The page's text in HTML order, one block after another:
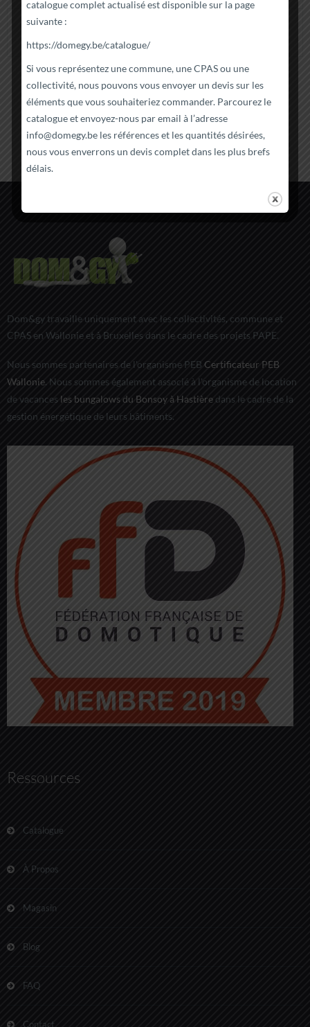
Ajouter au panier
Dom&gy travaille uniquement avec les collectivités, commune et
CPAS en Wallonie et à Bruxelles dans le cadre des projets PAPE.
Nous sommes partenaires de l'organisme PEB Certificateur PEB
Wallonie. Nous sommes également associé à l'organisme de location
de vacances les bungalows du Bonsoy à Hastière dans le cadre de la
gestion énergétique de leurs bâtiments.
Ressources
Catalogue
À Propos
Magasin
Blog
FAQ
Contact
catalogue complet actualisé est disponible sur la page
suivante :
https://domegy.be/catalogue/
Si vous représentez une commune, une CPAS ou une
collectivité, nous pouvons vous envoyer un devis sur les
éléments que vous souhaiteriez commander. Parcourez le
catalogue et envoyez-nous par email à l’adresse
info@domegy.be les références et les quantités désirées,
nous vous enverrons un devis complet dans les plus brefs
délais.